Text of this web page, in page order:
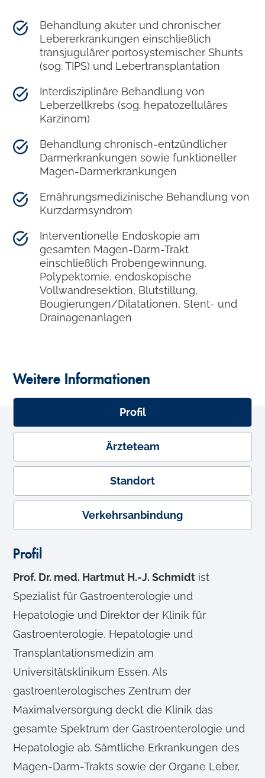
Behandlung akuter und chronischer
Lebererkrankungen einschließlich
transjugulärer portosystemischer Shunts
(sog. TIPS) und Lebertransplantation
Interdisziplinäre Behandlung von
Leberzellkrebs (sog. hepatozelluläres
Karzinom)
Behandlung chronisch-entzündlicher
Darmerkrankungen sowie funktioneller
Magen-Darmerkrankungen
Ernährungsmedizinische Behandlung von
Kurzdarmsyndrom
Interventionelle Endoskopie am
gesamten Magen-Darm-Trakt
einschließlich Probengewinnung,
Polypektomie, endoskopische
Vollwandresektion, Blutstillung,
Bougierungen/Dilatationen, Stent- und
Drainagenanlagen
Weitere Informationen
Profil
Ärzteteam
Standort
Verkehrsanbindung
Profil
Prof. Dr. med. Hartmut H.-J. Schmidt ist
Spezialist für Gastroenterologie und
Hepatologie und Direktor der Klinik für
Gastroenterologie, Hepatologie und
Transplantationsmedizin am
Universitätsklinikum Essen. Als
gastroenterologisches Zentrum der
Maximalversorgung deckt die Klinik das
gesamte Spektrum der Gastroenterologie und
Hepatologie ab. Sämtliche Erkrankungen des
Magen-Darm-Trakts sowie der Organe Leber,